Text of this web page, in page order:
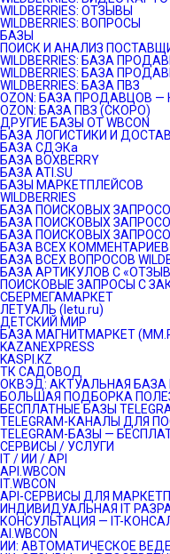
WILDBERRIES: ОТЗЫВЫ
WILDBERRIES: ВОПРОСЫ
БАЗЫ
ПОИСК И АНАЛИЗ
WILDBERRIES: БАЗА
WILDBERRIES: БАЗА
WILDBERRIES: БАЗА ПВЗ
OZON: БАЗА ПРОДАВЦОВ —
OZON: БАЗА ПВЗ (СКОРО)
ДРУГИЕ БАЗЫ ОТ WBCON
БАЗА ЛОГИСТИКИ И
БАЗА СДЭКа
БАЗА BOXBERRY
БАЗА ATI.SU
БАЗЫ МАРКЕТПЛЕЙСОВ
WILDBERRIES
БАЗА ПОИСКОВЫХ
БАЗА ПОИСКОВЫХ
БАЗА ПОИСКОВЫХ
БАЗА ВСЕХ КОММЕНТАРИЕВ
БАЗА ВСЕХ ВОПРОСОВ
БАЗА АРТИКУЛОВ С
ПОИСКОВЫЕ ЗАПРОСЫ С
СБЕРМЕГАМАРКЕТ
ЛЕТУАЛЬ (letu.ru)
ДЕТСКИЙ МИР
БАЗА МАГНИТМАРКЕТ
KAZANEXPRESS
KASPI.KZ
ТК САДОВОД
ОКВЭД: АКТУАЛЬНАЯ БАЗА
БОЛЬШАЯ ПОДБОРКА
БЕСПЛАТНЫЕ БАЗЫ
TELEGRAM-КАНАЛЫ ДЛЯ
TELEGRAM-БАЗЫ —
СЕРВИСЫ / УСЛУГИ
IT / ИИ / API
API.WBCON
IT.WBCON
API-СЕРВИСЫ ДЛЯ
ИНДИВИДУАЛЬНАЯ IT
КОНСУЛЬТАЦИЯ — IT-
AI.WBCON
ИИ: АВТОМАТИЧЕСКОЕ